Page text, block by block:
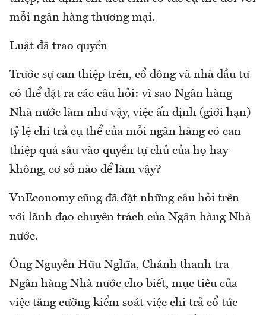
mỗi ngân hàng thương mại.
Luật đã trao quyền
Trước sự can thiệp trên, cổ đông và nhà đầu tư
có thể đặt ra các câu hỏi: vì sao Ngân hàng
Nhà nước làm như vậy, việc ấn định (giới hạn)
tỷ lệ chi trả cụ thể của mỗi ngân hàng có can
thiệp quá sâu vào quyền tự chủ của họ hay
không, cơ sở nào để làm vậy?
VnEconomy cũng đã đặt những câu hỏi trên
với lãnh đạo chuyên trách của Ngân hàng Nhà
nước.
Ông Nguyễn Hữu Nghĩa, Chánh thanh tra
Ngân hàng Nhà nước cho biết, mục tiêu của
việc tăng cường kiểm soát việc chi trả cổ tức